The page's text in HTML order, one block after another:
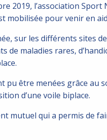
2019, l’association
mobilisée pour venir en
sur les différents sites
de maladies rares,
pu être menées grâce au
d’une voile biplace.
mutuel qui a permis de